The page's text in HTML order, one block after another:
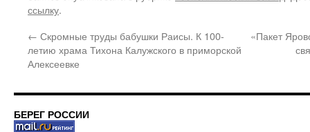
ссылку.
← Скромные труды бабушки Раисы. К 100-
летию храма Тихона Калужского в приморской
Алексеевке
«Пакет
БЕРЕГ РОССИИ